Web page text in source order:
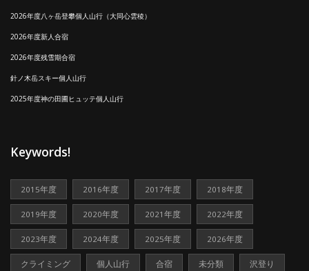
2026年度八ヶ岳登攀個人山行（大同心雲稜）
2026年度新人合宿
2026年度残雪期合宿
針ノ木岳スキー個人山行
2025年度神の田圃ヒュッテ個人山行
Keywords!
2015年度 2016年度 2017年度 2018年度
2019年度 2020年度 2021年度 2022年度
2023年度 2024年度 2025年度 2026年度
クライミング 個人山行 合宿 未分類 沢登り